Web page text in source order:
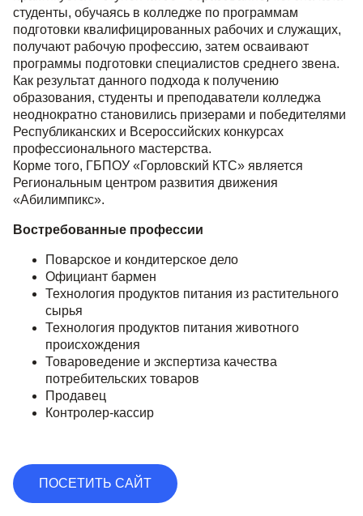
студенты, обучаясь в колледже по программам
подготовки квалифицированных рабочих и служащих,
получают рабочую профессию, затем осваивают
программы подготовки специалистов среднего звена.
Как результат данного подхода к получению
образования, студенты и преподаватели колледжа
неоднократно становились призерами и победителями
Республиканских и Всероссийских конкурсах
профессионального мастерства.
Корме того, ГБПОУ «Горловский КТС» является
Региональным центром развития движения
«Абилимпикс».
Востребованные профессии
Поварское и кондитерское дело
Официант бармен
Технология продуктов питания из растительного
сырья
Технология продуктов питания животного
происхождения
Товароведение и экспертиза качества
потребительских товаров
Продавец
Контролер-кассир
ПОСЕТИТЬ САЙТ